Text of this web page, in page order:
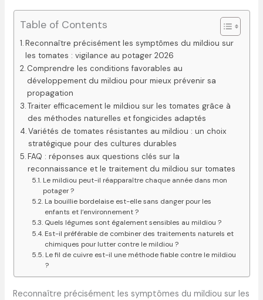
Table of Contents
Reconnaître précisément les symptômes du mildiou sur
les tomates : vigilance au potager 2026
Comprendre les conditions favorables au
développement du mildiou pour mieux prévenir sa
propagation
Traiter efficacement le mildiou sur les tomates grâce à
des méthodes naturelles et fongicides adaptés
Variétés de tomates résistantes au mildiou : un choix
stratégique pour des cultures durables
FAQ : réponses aux questions clés sur la
reconnaissance et le traitement du mildiou sur tomates
Le mildiou peut-il réapparaître chaque année dans mon
potager ?
La bouillie bordelaise est-elle sans danger pour les
enfants et l’environnement ?
Quels légumes sont également sensibles au mildiou ?
Est-il préférable de combiner des traitements naturels et
chimiques pour lutter contre le mildiou ?
Le fil de cuivre est-il une méthode fiable contre le mildiou
?
Reconnaître précisément les symptômes du mildiou sur les